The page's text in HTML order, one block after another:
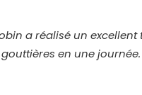
a réalisé un
en une